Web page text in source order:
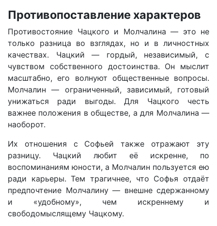
Противопоставление характеров
Противостояние Чацкого и Молчалина — это не
только разница во взглядах, но и в личностных
качествах. Чацкий — гордый, независимый, с
чувством собственного достоинства. Он мыслит
масштабно, его волнуют общественные вопросы.
Молчалин — ограниченный, зависимый, готовый
унижаться ради выгоды. Для Чацкого честь
важнее положения в обществе, а для Молчалина —
наоборот.
Их отношения с Софьей также отражают эту
разницу. Чацкий любит её искренне, по
воспоминаниям юности, а Молчалин пользуется ею
ради карьеры. Тем трагичнее, что Софья отдаёт
предпочтение Молчалину — внешне сдержанному
и «удобному», чем искреннему и
свободомыслящему Чацкому.